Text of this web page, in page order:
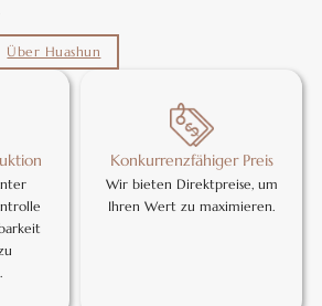
Über Huashun
Konkurrenzfähiger Preis
Wir bieten Direktpreise, um
Ihren Wert zu maximieren.